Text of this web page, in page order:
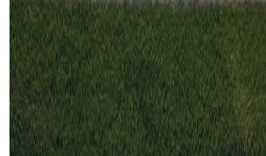
Moss
1
8 dec2024
FK Haugesund
Moss
2
5 dec 2024
Moss